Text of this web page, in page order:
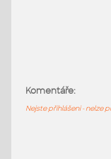
Komentáře:
Nejste přihlášeni - nelze